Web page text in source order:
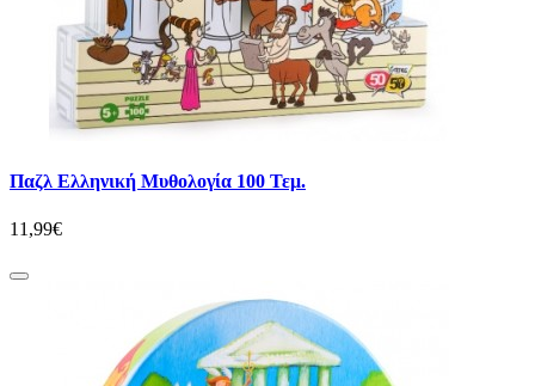
Παζλ Ελληνική Μυθολογία 100 Τεμ.
11,99€